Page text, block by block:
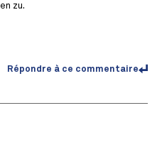
zu.
Répondre à ce commentaire